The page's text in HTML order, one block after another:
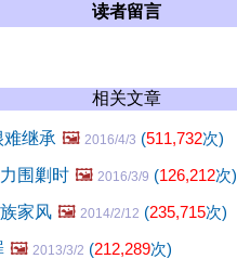
读者留言
相关文章
继承 🖼️ 2016/4/3 (511,732次)
围剿时 🖼️ 2016/3/9 (126,212次)
家风 🖼️ 2014/2/12 (235,715次)
🖼️ 2013/3/2 (212,289次)